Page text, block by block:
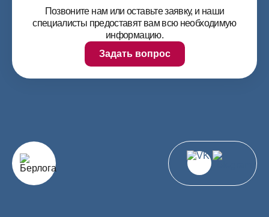
Позвоните нам или оставьте заявку, и наши
специалисты предоставят вам всю необходимую
информацию.
Задать вопрос